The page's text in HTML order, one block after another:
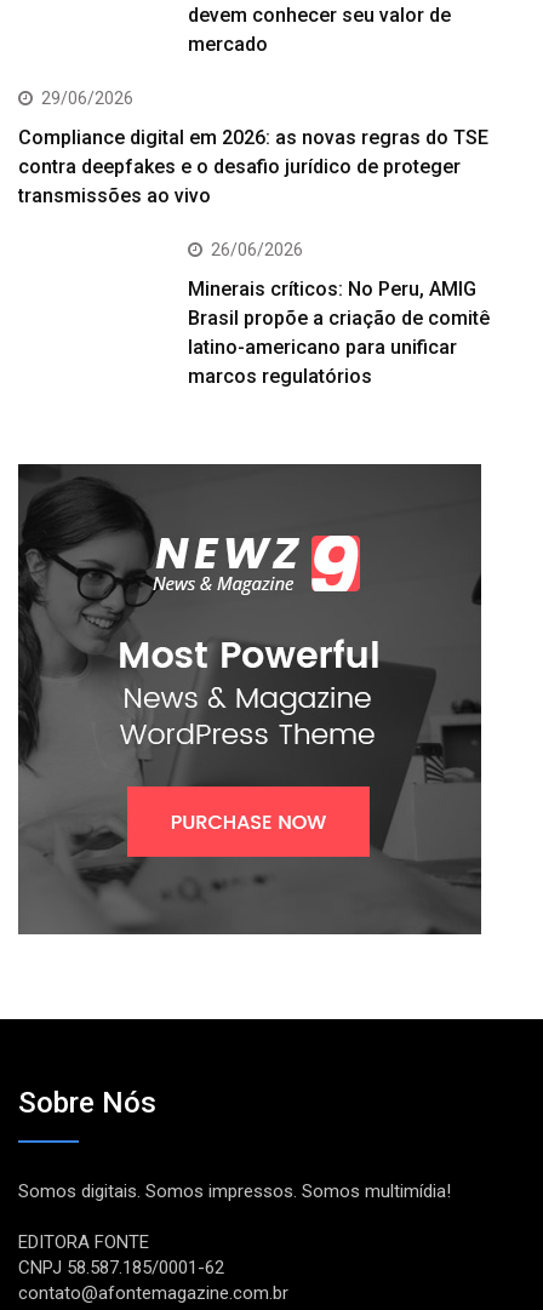
devem conhecer seu valor de
mercado
29/06/2026
Compliance digital em 2026: as novas regras do TSE
contra deepfakes e o desafio jurídico de proteger
transmissões ao vivo
26/06/2026
Minerais críticos: No Peru, AMIG
Brasil propõe a criação de comitê
latino-americano para unificar
marcos regulatórios
Sobre Nós
Somos digitais. Somos impressos. Somos multimídia!
EDITORA FONTE
CNPJ 58.587.185/0001-62
contato@afontemagazine.com.br